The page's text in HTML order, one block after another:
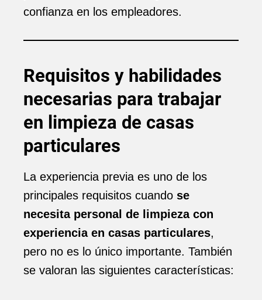
confianza en los empleadores.
Requisitos y habilidades
necesarias para trabajar
en limpieza de casas
particulares
La experiencia previa es uno de los
principales requisitos cuando se
necesita personal de limpieza con
experiencia en casas particulares,
pero no es lo único importante. También
se valoran las siguientes características: